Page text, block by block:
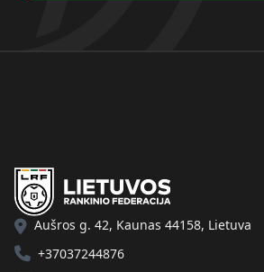
Aušros g. 42, Kaunas 44158, Lietuva
+37037244876